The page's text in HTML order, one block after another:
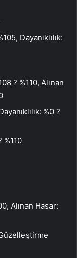
Dayanıklılık:
? %110, Alınan
%0 ?
%110
Alınan Hasar: